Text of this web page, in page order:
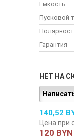
Емкость
Пусковой
Гарантия
НЕТ НА
140,52
Цена при
120 BYN